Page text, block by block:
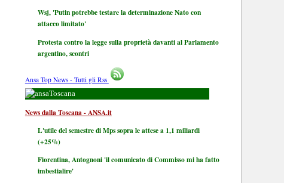
Wsj, 'Putin potrebbe testare la determinazione Nato con
attacco limitato'
Protesta contro la legge sulla proprietà davanti al Parlamento
argentino, scontri
Ansa Top News - Tutti gli Rss
Toscana
News dalla Toscana - ANSA.it
L'utile del semestre di Mps sopra le attese a 1,1 miliardi
(+25%)
Fiorentina, Antognoni 'il comunicato di Commisso mi ha fatto
imbestialire'